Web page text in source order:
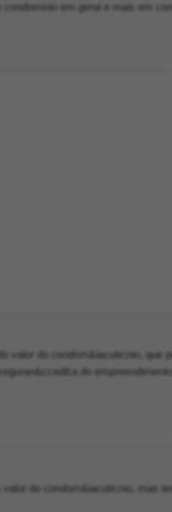
em geral e mais em
valor do condom&iacute;nio, que
do empreendimento.
do condom&iacute;nio, mas